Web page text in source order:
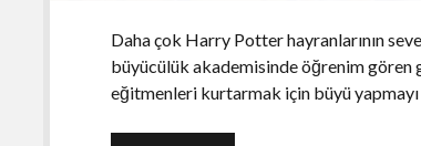
Daha çok Harry Potter hayranlarının
büyücülük akademisinde öğrenim gören
eğitmenleri kurtarmak için büyü